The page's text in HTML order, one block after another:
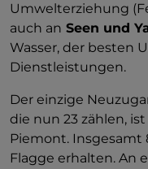
Umwelterziehung
auch an Seen und
Wasser, der besten
Dienstleistungen.
Der einzige
die nun 23 zählen, ist
Piemont. Insgesamt
Flagge erhalten. An